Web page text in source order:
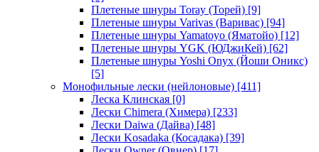
Плетеные шнуры Toray (Торей) [9]
Плетеные шнуры Varivas (Варивас) [94]
Плетеные шнуры Yamatoyo (Яматойо) [12]
Плетеные шнуры YGK (ЮДжиКей) [62]
Плетеные шнуры Yoshi Onyx (Йоши Оникс)
[5]
Монофильные лески (нейлоновые) [411]
Леска Клинская [0]
Лески Chimera (Химера) [233]
Лески Daiwa (Дайва) [48]
Лески Kosadaka (Косадака) [39]